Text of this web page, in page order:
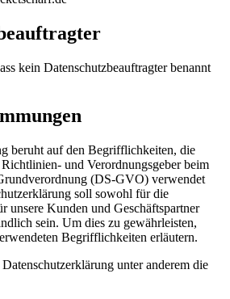
kein Datenschutzbeauftragter benannt
beruht auf den Begrifflichkeiten, die
und Verordnungsgeber beim
(DS-GVO) verwendet
soll sowohl für die
unsere Kunden und Geschäftspartner
sein. Um dies zu gewährleisten,
Begrifflichkeiten erläutern.
unter anderem die